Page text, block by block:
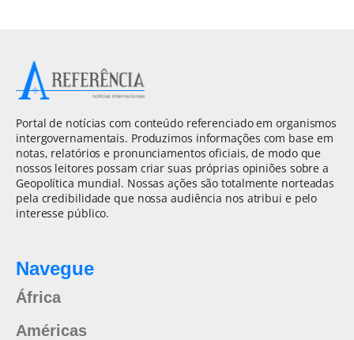
Portal de notícias com conteúdo referenciado em organismos
intergovernamentais. Produzimos informações com base em
notas, relatórios e pronunciamentos oficiais, de modo que
nossos leitores possam criar suas próprias opiniões sobre a
Geopolítica mundial. Nossas ações são totalmente norteadas
pela credibilidade que nossa audiência nos atribui e pelo
interesse público.
Navegue
África
Américas